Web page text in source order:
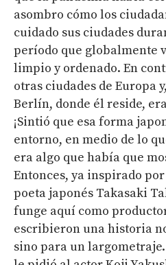
asombro cómo los
cuidado sus ciudades
período que globalmente
limpio y ordenado. En
otras ciudades de Europa
Berlín, donde él reside,
¡Sintió que esa forma
entorno, en medio de lo
era algo que había que
Entonces, ya inspirado
poeta japonés Takasaki
funge aquí como
escribieron una historia
sino para un